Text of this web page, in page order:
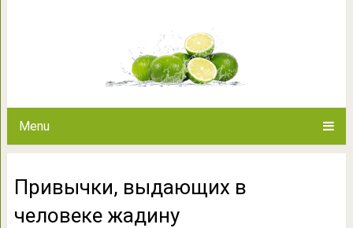
Menu
Привычки, выдающих в
человеке жадину